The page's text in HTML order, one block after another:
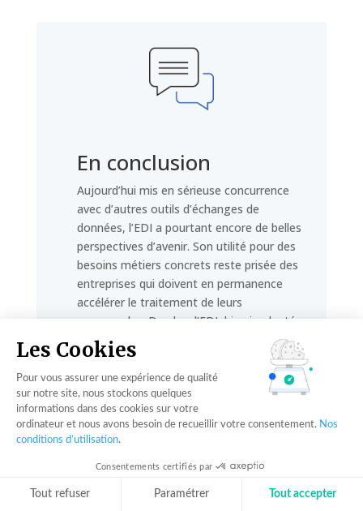
En conclusion
Aujourd’hui mis en sérieuse concurrence
avec d’autres outils d’échanges de
données, l’EDI a pourtant encore de belles
perspectives d’avenir. Son utilité pour des
besoins métiers concrets reste prisée des
entreprises qui doivent en permanence
accélérer le traitement de leurs
commandes. De plus, l’EDI, bien implanté
dans les entreprises ayant déjà effectué
leur transition digitale, est encore et
toujours un outil standard, nécessaire
pour une bonne communication.
La solution pourrait bienévoluer avec
les changements technologiques
L’avènement des plateformes métier
l’échange informatisé, pérennise l’EDI. Et
Les Cookies
Pour vous assurer une expérience de qualité
sur notre site, nous stockons quelques
informations dans des cookies sur votre
ordinateur et nous avons besoin de recueillir votre consentement. Nos
conditions d’utilisation.
Consentements certifiés par
Tout refuser Paramétrer Tout accepter